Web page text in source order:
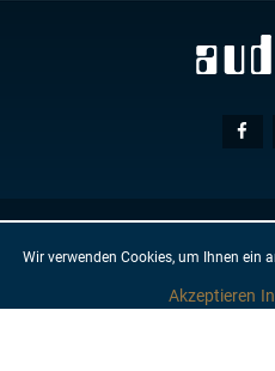
Wir verwenden Cookies, um Ihnen ein
Akzeptieren
Social
AGB IMPRESSUM